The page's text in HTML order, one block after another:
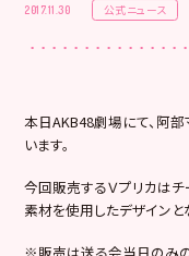
2017.11.30 公式ニュース
本日AKB48劇場にて、阿
います。
今回販売するＶプリカは
素材を使用したデザインと
※販売は送る会当日のみの